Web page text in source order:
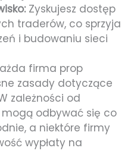
Zyskujesz dostęp
traderów, co sprzyja
i budowaniu sieci
firma prop
zasady dotyczące
zależności od
odbywać się co
a niektóre firmy
wypłaty na